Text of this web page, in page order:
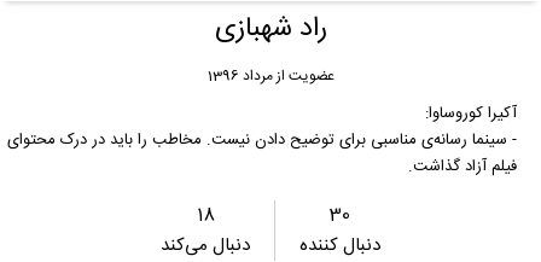
راد شهبازی
عضویت از مرداد 1396
آکیرا کوروساوا:
- سینما رسانه‌ی مناسبی برای توضیح دادن نیست. مخاطب را باید در درک محتوای
فیلم آزاد گذاشت.
30
دنبال کننده
18
دنبال می‌کند